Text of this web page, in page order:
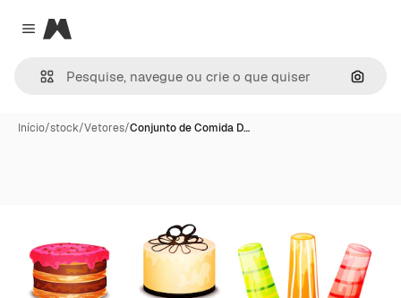
Close menu
Magnific
Início/stock/Vetores/Conjunto de Comida D…